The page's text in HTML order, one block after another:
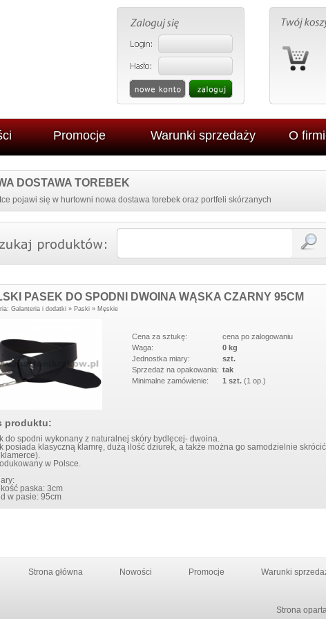
Promocje Warunki sprzedaży O
SKÓRZANY
125400 BLUE
ZEGAR NAKLEJANY NA
ŚCIANĘ NEW 5013 BLACK
DOSTAWA TOREBEK
pojawi się w hurtowni nowa dostawa torebek oraz portfeli skórzanych
PASEK DO SPODNI DWOINA WĄSKA CZARNY 95CM
Galanteria i dodatki » Paski » Męskie
Cena za sztukę:
cena po zalogowaniu
Waga:
0 kg
Jednostka miary:
szt.
Sprzedaż na opakowania: tak
Minimalne zamówienie:
1 szt. (1 op.)
produktu:
do spodni wykonany z naturalnej skóry bydlęcej- dwoina.
posiada klasyczną klamrę, dużą ilość dziurek, a także można go samodzielnie skrócić
w Polsce.
paska: 3cm
w pasie: 95cm
Strona główna Nowości Promocje Warunki
Strona